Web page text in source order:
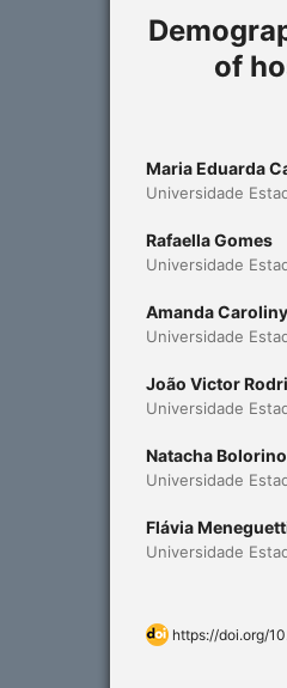
of
Maria Eduarda
Universidade
Rafaella Gomes
Universidade
Amanda
Universidade
João Victor
Universidade
Natacha Bolorino
Universidade
Flávia
Universidade
https://doi.org/